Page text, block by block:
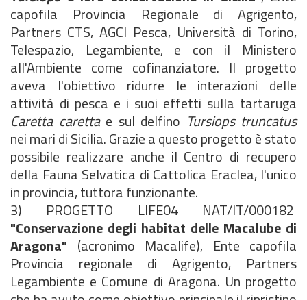
capofila Provincia Regionale di Agrigento,
Partners CTS, AGCI Pesca, Università di Torino,
Telespazio, Legambiente, e con il Ministero
all'Ambiente come cofinanziatore. Il progetto
aveva l'obiettivo ridurre le interazioni delle
attività di pesca e i suoi effetti sulla tartaruga
Caretta carettae sul delfino Tursiops truncatus
nei mari di Sicilia. Grazie a questo progetto è stato
possibile realizzare anche il Centro di recupero
della Fauna Selvatica di Cattolica Eraclea, l'unico
in provincia, tuttora funzionante.
3) PROGETTO LIFE04 NAT/IT/000182
"Conservazione degli habitat delle Macalube di
Aragona" (acronimo Macalife), Ente capofila
Provincia regionale di Agrigento, Partners
Legambiente e Comune di Aragona. Un progetto